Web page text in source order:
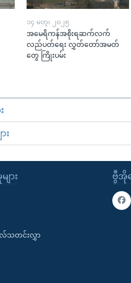
၁၄ မတ္၊ ၂၀၂၅
အမေရိကန်အစိုးရဆက်လက်
လည်ပတ်ရေး လွှတ်တော်အမတ်
တွေ ကြိုးပမ်း
း
ဗွီအို
ျား
လ်သတင်းလွှာ